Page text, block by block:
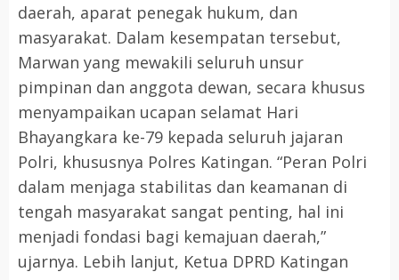
daerah, aparat penegak hukum, dan
masyarakat. Dalam kesempatan tersebut,
Marwan yang mewakili seluruh unsur
pimpinan dan anggota dewan, secara khusus
menyampaikan ucapan selamat Hari
Bhayangkara ke-79 kepada seluruh jajaran
Polri, khususnya Polres Katingan. “Peran Polri
dalam menjaga stabilitas dan keamanan di
tengah masyarakat sangat penting, hal ini
menjadi fondasi bagi kemajuan daerah,”
ujarnya. Lebih lanjut, Ketua DPRD Katingan